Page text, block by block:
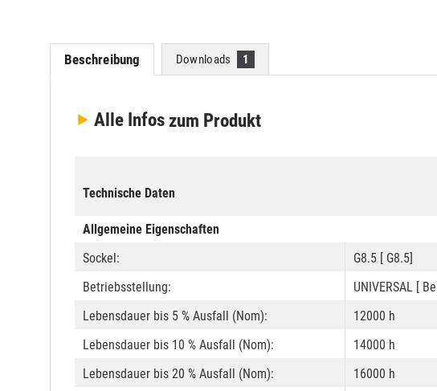
Beschreibung Downloads 1
Alle Infos zum Produkt
Technische Daten
Allgemeine Eigenschaften
Sockel:
G8.5 [ G8.5]
Betriebsstellung:
UNIVERSAL [
Lebensdauer bis 5 % Ausfall (Nom):
12000 h
Lebensdauer bis 10 % Ausfall (Nom):
14000 h
Lebensdauer bis 20 % Ausfall (Nom):
16000 h